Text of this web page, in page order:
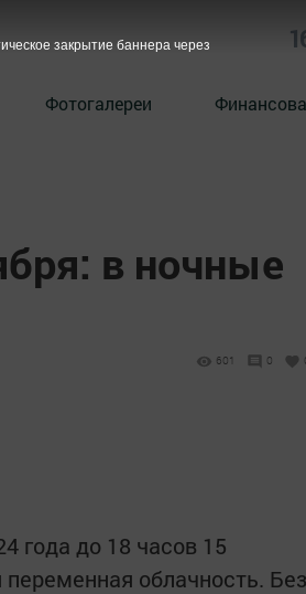
Фотогалереи
в ночные
601 0
года до 18 часов 15
переменная облачность. Без
закрытие баннера через